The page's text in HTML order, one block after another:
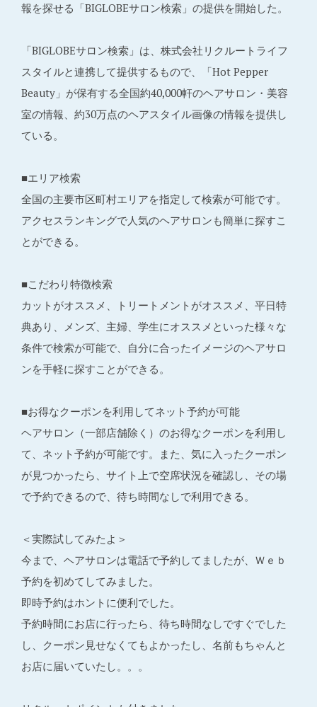
報を探せる「BIGLOBEサロン検索」の提供を開始した。
「BIGLOBEサロン検索」は、株式会社リクルートライフ
スタイルと連携して提供するもので、「Hot Pepper
Beauty」が保有する全国約40,000軒のヘアサロン・美容
室の情報、約30万点のヘアスタイル画像の情報を提供し
ている。
■エリア検索
全国の主要市区町村エリアを指定して検索が可能です。
アクセスランキングで人気のヘアサロンも簡単に探すこ
とができる。
■こだわり特徴検索
カットがオススメ、トリートメントがオススメ、平日特
典あり、メンズ、主婦、学生にオススメといった様々な
条件で検索が可能で、自分に合ったイメージのヘアサロ
ンを手軽に探すことができる。
■お得なクーポンを利用してネット予約が可能
ヘアサロン（一部店舗除く）のお得なクーポンを利用し
て、ネット予約が可能です。また、気に入ったクーポン
が見つかったら、サイト上で空席状況を確認し、その場
で予約できるので、待ち時間なしで利用できる。
＜実際試してみたよ＞
今まで、ヘアサロンは電話で予約してましたが、Ｗｅｂ
予約を初めてしてみました。
即時予約はホントに便利でした。
予約時間にお店に行ったら、待ち時間なしですぐでした
し、クーポン見せなくてもよかったし、名前もちゃんと
お店に届いていたし。。。